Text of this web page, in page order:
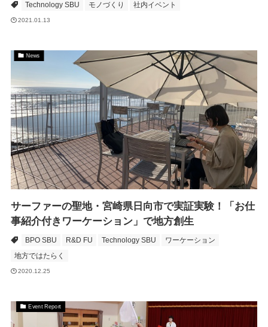
Technology SBU モノづくり 社内イベント
2021.01.13
News
サーファーの聖地・宮崎県日向市で実証実験！「お仕
事紹介付きワーケーション」で地方創生
BPO SBU R&D FU Technology SBU
ワーケーション
地方ではたらく
2020.12.25
Event Report